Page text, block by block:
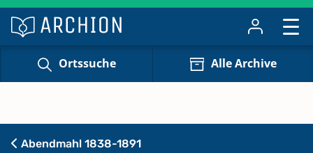
Ortssuche Alle Archive
Abendmahl 1838-1891